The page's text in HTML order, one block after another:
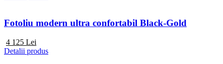
Fotoliu modern ultra confortabil Black-Gold
4 125 Lei
Detalii produs